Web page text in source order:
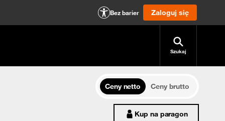
Bez barier Zaloguj się
Szukaj
Ceny netto
Ceny brutto
Kup na paragon